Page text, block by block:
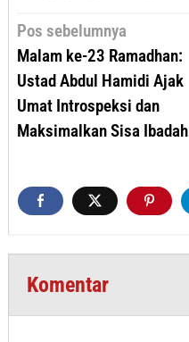
Navigasi
Pos sebelumnya
Malam ke-23 Ramadhan:
Ustad Abdul Hamidi Ajak
Umat Introspeksi dan
Maksimalkan Sisa Ibadah
Komentar